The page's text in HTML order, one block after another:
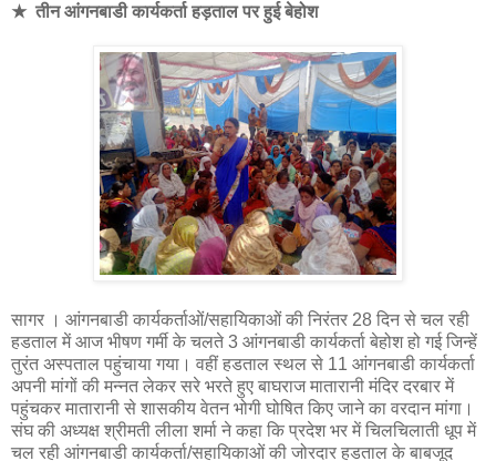
★ तीन आंगनबाडी कार्यकर्ता हड़ताल पर हुई बेहोश
सागर । आंगनबाडी कार्यकर्ताओं/सहायिकाओं की निरंतर 28 दिन से चल रही
हडताल में आज भीषण गर्मी के चलते 3 आंगनबाडी कार्यकर्ता बेहोश हो गई जिन्हें
तुरंत अस्पताल पहुंचाया गया। वहीं हडताल स्थल से 11 आंगनबाडी कार्यकर्ता
अपनी मांगों की मन्नत लेकर सरे भरते हुए बाघराज मातारानी मंदिर दरबार में
पहुंचकर मातारानी से शासकीय वेतन भोगी घोषित किए जाने का वरदान मांगा।
संघ की अध्यक्ष श्रीमती लीला शर्मा ने कहा कि प्रदेश भर में चिलचिलाती धूप में
चल रही आंगनबाडी कार्यकर्ता/सहायिकाओं की जोरदार हडताल के बाबजूद